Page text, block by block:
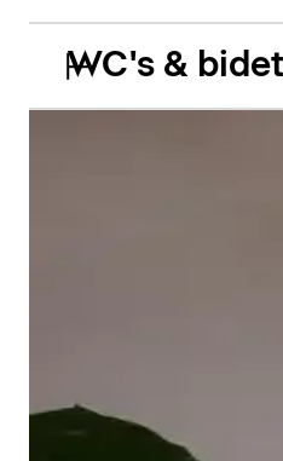
De Balcoon acryl
WC's &